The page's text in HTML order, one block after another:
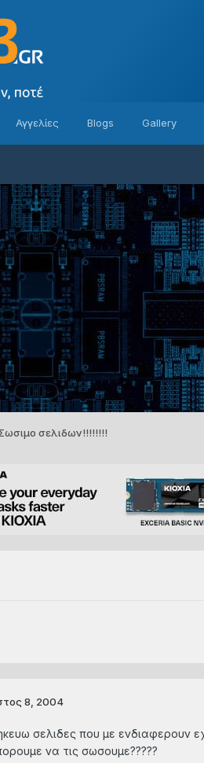
Αγγελίες Blogs Gallery
σελιδων!!!!!!!!
8, 2004
σελιδες που με ενδιαφερουν
να τις σωσουμε?????